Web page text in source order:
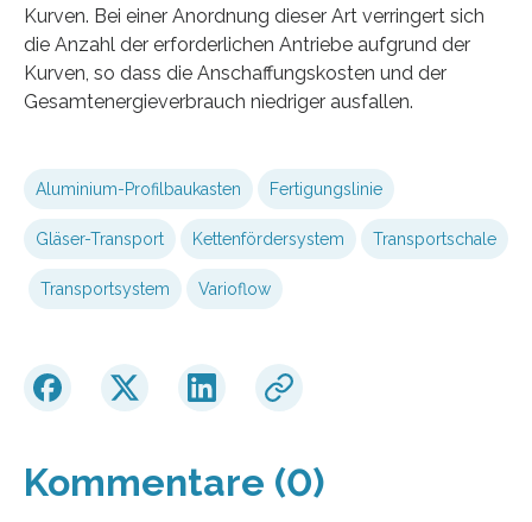
Kurven. Bei einer Anordnung dieser Art verringert sich
die Anzahl der erforderlichen Antriebe aufgrund der
Kurven, so dass die Anschaffungskosten und der
Gesamtenergieverbrauch niedriger ausfallen.
Aluminium-Profilbaukasten Fertigungslinie
Gläser-Transport Kettenfördersystem Transportschale
Transportsystem Varioflow
Kommentare (0)